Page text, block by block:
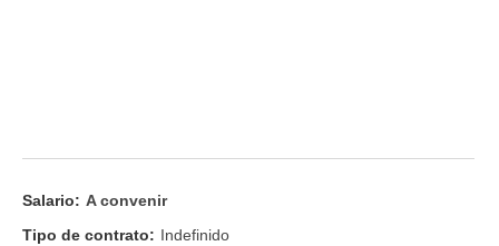
Salario: A convenir
Tipo de contrato: Indefinido